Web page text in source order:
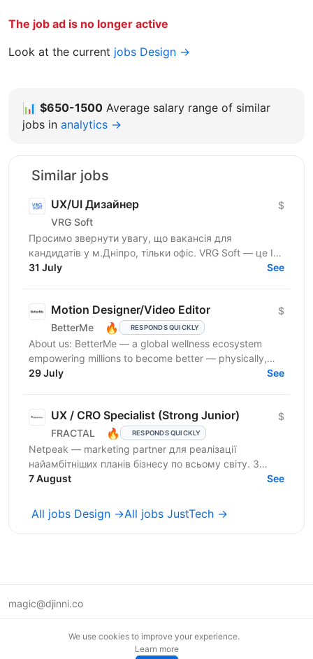
The job ad is no longer active
Look at the current jobs Design →
📊 $650-1500 Average salary range of similar
jobs in analytics →
Similar jobs
UX/UI Дизайнер
VRG Soft
$
Просимо звернути увагу, що вакансія для
кандидатів у м.Дніпро, тільки офіс. VRG Soft — це IT-
компанія, яка поєднує продуктову розробку та
31 July See
Motion Designer/Video Editor
BetterMe 🔥 RESPONDS QUICKLY
$
About us: BetterMe — a global wellness ecosystem
empowering millions to become better — physically,
mentally, and emotionally. We build what makes
29 July See
UX / CRO Specialist (Strong Junior)
FRACTAL 🔥 RESPONDS QUICKLY
$
Netpeak — marketing partner для реалізації
найамбітніших планів бізнесу по всьому світу. З
Netpeak можна більше. Агенція надає повний
7 August See
All jobs Design →All jobs JustTech →
magic@djinni.co
We use cookies to improve your experience.
Learn more